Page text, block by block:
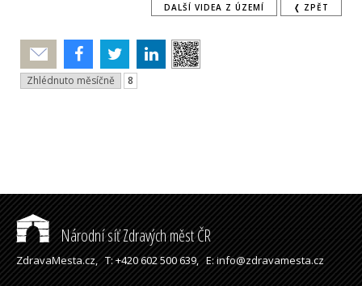
DALŠÍ VIDEA Z ÚZEMÍ ❬ ZPĚT
Poslat
Zhlédnuto měsíčně 8
Národní síť Zdravých měst ČR
ZdravaMesta.cz,T: +420 602 500 639,E: info@zdravamesta.cz